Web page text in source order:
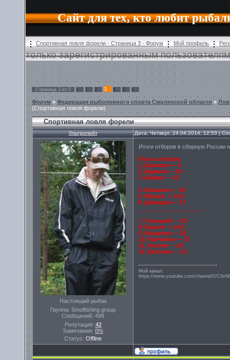
Сайт для тех, кто любит
Спортивная ловля форели - Страница 3 - Форум Мой профиль
только зарегистрированным
Страница 3 из 5 « 1 2 3 4 5 »
Форум » Федерация рыболовного спорта Смоленской области »
(Спортивная ловля форели)
Спортивная ловля форели
Ультролайт Дата: Четверг, 24.04.2014, 12:53 |
Настоящий рыбак
Группа: Smolfishing group
Сообщений: 499
Репутация: 42
Замечания: 0%
Статус: Offline
Итоги отборов в сборную России
Итоги отборов
1. Ермизин — 5
2. Жданов — 10
3. Шанин — 12
4. Ивашков — 16
5. Мишин — 16,5
6. Давыдов — 17
7. Галицкий — 20
8. Бузало — 24,5
9. Назаркин — 26
10. Панчехин — 27
11. Холуев — 29
12. Калинин — 31
Мой канал:
https://www.youtube.com/channel/